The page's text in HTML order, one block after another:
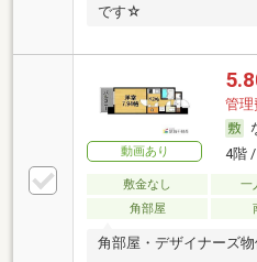
です☆
動画あり
管理
4階
敷金なし 一
角部屋
角部屋・デザイナーズ